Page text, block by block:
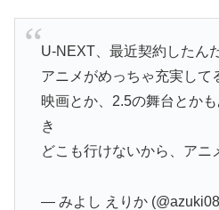
U-NEXT、最近契約したん
アニメがめっちゃ充実して
映画とか、2.5の舞台とか
き
どこも行けないから、アニ
— みよし えりか